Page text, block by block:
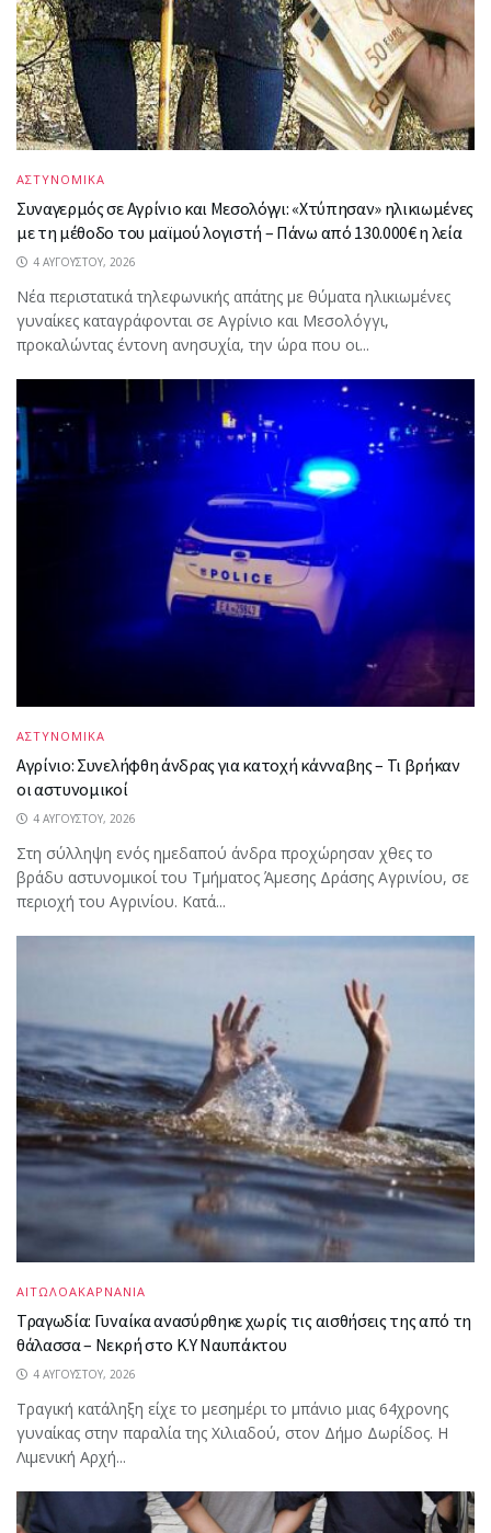
ΑΣΤΥΝΟΜΙΚΑ
Συναγερμός σε Αγρίνιο και Μεσολόγγι: «Χτύπησαν» ηλικιωμένες
με τη μέθοδο του μαϊμού λογιστή – Πάνω από 130.000€ η λεία
4 ΑΥΓΟΎΣΤΟΥ, 2026
Νέα περιστατικά τηλεφωνικής απάτης με θύματα ηλικιωμένες
γυναίκες καταγράφονται σε Αγρίνιο και Μεσολόγγι,
προκαλώντας έντονη ανησυχία, την ώρα που οι...
ΑΣΤΥΝΟΜΙΚΑ
Αγρίνιο: Συνελήφθη άνδρας για κατοχή κάνναβης – Τι βρήκαν
οι αστυνομικοί
4 ΑΥΓΟΎΣΤΟΥ, 2026
Στη σύλληψη ενός ημεδαπού άνδρα προχώρησαν χθες το
βράδυ αστυνομικοί του Τμήματος Άμεσης Δράσης Αγρινίου, σε
περιοχή του Αγρινίου. Κατά...
ΑΙΤΩΛΟΑΚΑΡΝΑΝΙΑ
Τραγωδία: Γυναίκα ανασύρθηκε χωρίς τις αισθήσεις της από τη
θάλασσα – Νεκρή στο Κ.Υ Ναυπάκτου
4 ΑΥΓΟΎΣΤΟΥ, 2026
Τραγική κατάληξη είχε το μεσημέρι το μπάνιο μιας 64χρονης
γυναίκας στην παραλία της Χιλιαδού, στον Δήμο Δωρίδος. Η
Λιμενική Αρχή...